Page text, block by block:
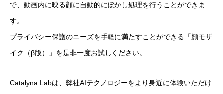
で、動画内に映る顔に自動的にぼかし処理を行うことができま
す。
プライバシー保護のニーズを手軽に満たすことができる「顔モザ
イク（β版）」を是非一度お試しください。
Catalyna Labは、弊社AIテクノロジーをより身近に体験いただけ